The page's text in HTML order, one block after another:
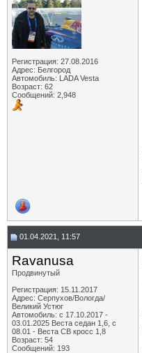
Регистрация: 27.08.2016
Адрес: Белгород
Автомобиль: LADA Vesta
Возраст: 62
Сообщений: 2,948
01.04.2021, 11:57
Ravanusa
Продвинутый
Регистрация: 15.11.2017
Адрес: Серпухов/Вологда/
Великий Устюг
Автомобиль: с 17.10.2017 -
03.01.2025 Веста седан 1,6, с
08.01 - Веста СВ кросс 1,8
Возраст: 54
Сообщений: 193